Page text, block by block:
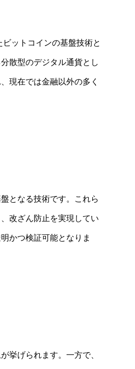
ットコインの基盤技術と
散型のデジタル通貨とし
現在では金融以外の多く
となる技術です。これら
改ざん防止を実現してい
かつ検証可能となりま
挙げられます。一方で、